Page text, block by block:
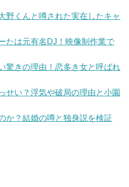
野くんと噂された実在したキャ
たは元有名DJ！映像制作業で
驚きの理由！恋多き女と呼ばれ
せい？浮気や破局の理由と小園
か？結婚の噂と独身説を検証